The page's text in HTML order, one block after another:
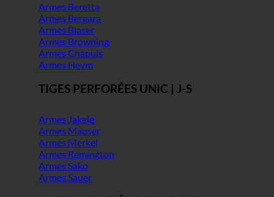
Armes Beretta
Armes Bergara
Armes Blaser
Armes Browning
Armes Chapuis
Armes Heym
TIGES PERFORÉES UNIC | J-S
Armes Jakele
Armes Mauser
Armes Merkel
Armes Remington
Armes Sako
Armes Sauer